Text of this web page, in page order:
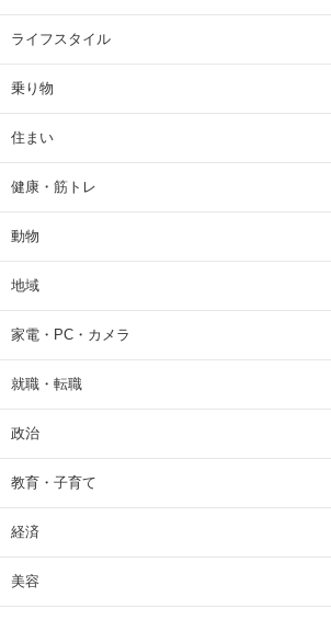
ライフスタイル
乗り物
住まい
健康・筋トレ
動物
地域
家電・PC・カメラ
就職・転職
政治
教育・子育て
経済
美容